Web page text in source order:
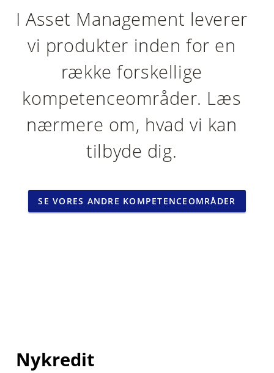
I Asset Management leverer
vi produkter inden for en
række forskellige
kompetenceområder. Læs
nærmere om, hvad vi kan
tilbyde dig.
SE VORES ANDRE KOMPETENCEOMRÅDER
Nykredit